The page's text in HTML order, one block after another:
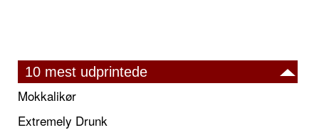
10 mest udprintede
Mokkalikør
Extremely Drunk